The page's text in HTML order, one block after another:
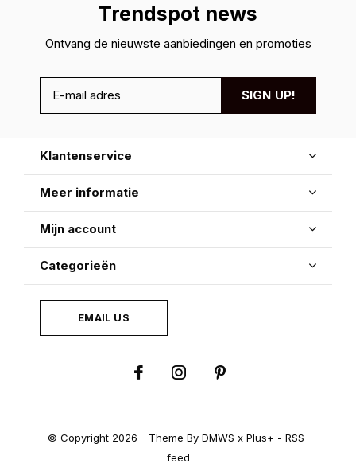
Trendspot news
Ontvang de nieuwste aanbiedingen en promoties
SIGN UP!
Klantenservice
Meer informatie
Mijn account
Categorieën
EMAIL US
© Copyright 2026 - Theme By DMWS x Plus+ - RSS-
feed